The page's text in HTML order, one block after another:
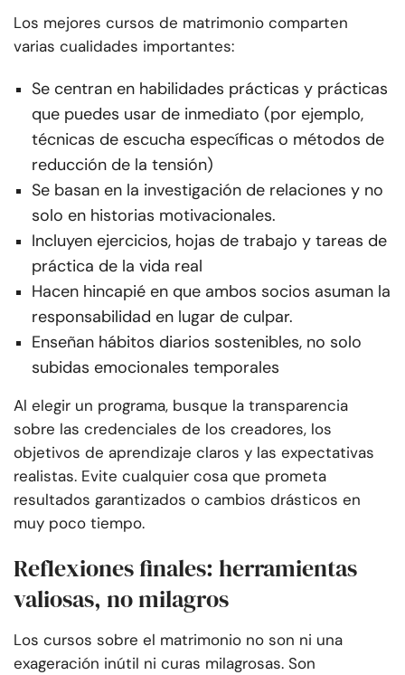
Los mejores cursos de matrimonio comparten
varias cualidades importantes:
Se centran en habilidades prácticas y prácticas
que puedes usar de inmediato (por ejemplo,
técnicas de escucha específicas o métodos de
reducción de la tensión)
Se basan en la investigación de relaciones y no
solo en historias motivacionales.
Incluyen ejercicios, hojas de trabajo y tareas de
práctica de la vida real
Hacen hincapié en que ambos socios asuman la
responsabilidad en lugar de culpar.
Enseñan hábitos diarios sostenibles, no solo
subidas emocionales temporales
Al elegir un programa, busque la transparencia
sobre las credenciales de los creadores, los
objetivos de aprendizaje claros y las expectativas
realistas. Evite cualquier cosa que prometa
resultados garantizados o cambios drásticos en
muy poco tiempo.
Reflexiones finales: herramientas
valiosas, no milagros
Los cursos sobre el matrimonio no son ni una
exageración inútil ni curas milagrosas. Son